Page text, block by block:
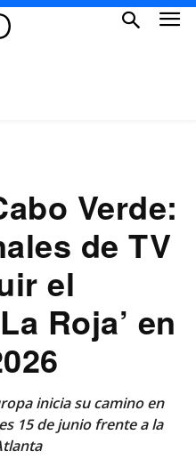
Verde:
de TV
el
Roja’ en
inicia su camino en
15 de junio frente a la